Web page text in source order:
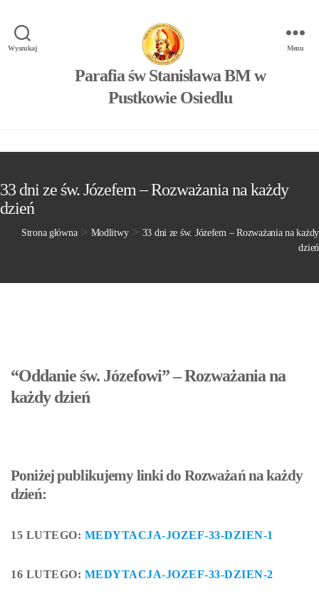
Wyszukaj
Parafia św Stanisława BM w
Pustkowie Osiedlu
Menu
33 dni ze św. Józefem – Rozważania na każdy
dzień
Strona główna> Modlitwy> 33 dni ze św. Józefem – Rozważania na każdy
dzień
“Oddanie św. Józefowi” – Rozważania na
każdy dzień
Poniżej publikujemy linki do Rozważań na każdy
dzień:
15 LUTEGO: MEDYTACJA-JOZEF-33-DZIEN-1
16 LUTEGO: MEDYTACJA-JOZEF-33-DZIEN-2